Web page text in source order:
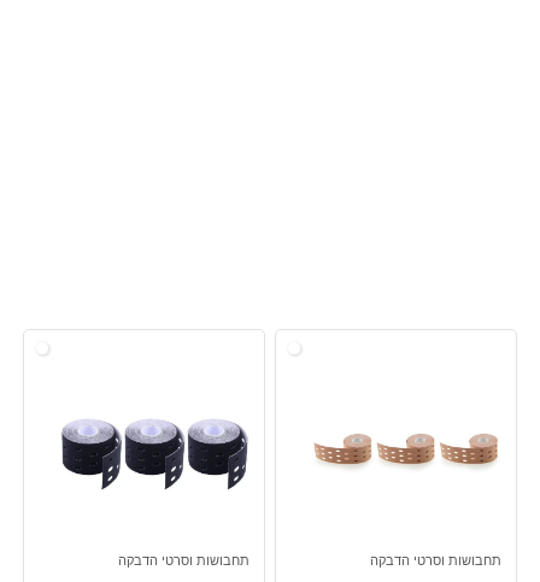
תחבושות וסרטי הדבקה תחבושות וסרטי הדבקה